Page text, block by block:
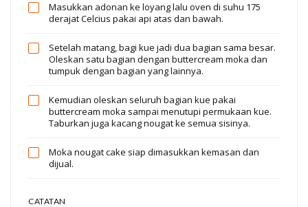
Masukkan adonan ke loyang lalu oven di suhu 175
derajat Celcius pakai api atas dan bawah.
Setelah matang, bagi kue jadi dua bagian sama besar.
Oleskan satu bagian dengan buttercream moka dan
tumpuk dengan bagian yang lainnya.
Kemudian oleskan seluruh bagian kue pakai
buttercream moka sampai menutupi permukaan kue.
Taburkan juga kacang nougat ke semua sisinya.
Moka nougat cake siap dimasukkan kemasan dan
dijual.
CATATAN